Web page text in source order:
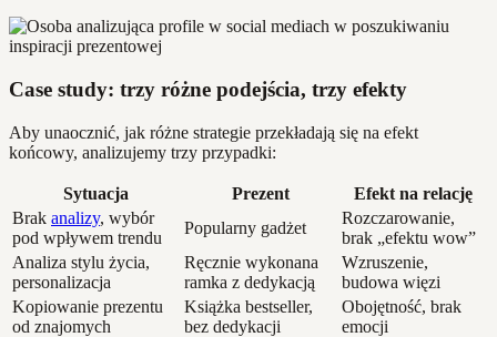
Case study: trzy różne podejścia, trzy efekty
Aby unaocznić, jak różne strategie przekładają się na efekt
końcowy, analizujemy trzy przypadki:
Sytuacja Prezent
Efekt na relację
Brak analizy, wybór
pod wpływem trendu
Popularny gadżet
Rozczarowanie,
brak „efektu wow”
Analiza stylu życia,
personalizacja
Ręcznie wykonana
ramka z dedykacją
Wzruszenie,
budowa więzi
Kopiowanie prezentu
od znajomych
Książka bestseller,
bez dedykacji
Obojętność, brak
emocji